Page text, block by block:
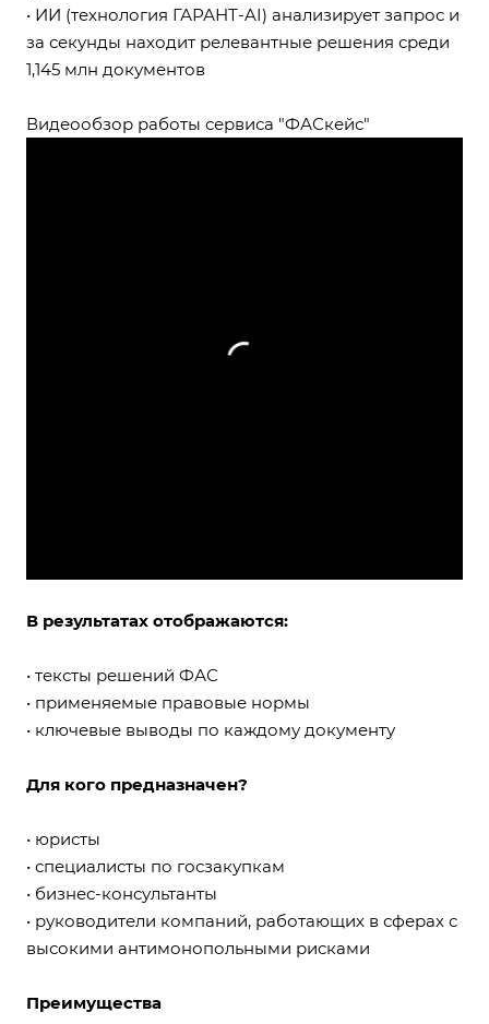
• ИИ (технология ГАРАНТ-AI) анализирует запрос и
за секунды находит релевантные решения среди
1,145 млн документов
Видеообзор работы сервиса "ФАСкейс"
В результатах отображаются:
• тексты решений ФАС
• применяемые правовые нормы
• ключевые выводы по каждому документу
Для кого предназначен?
• юристы
• специалисты по госзакупкам
• бизнес-консультанты
• руководители компаний, работающих в сферах с
высокими антимонопольными рисками
Преимущества